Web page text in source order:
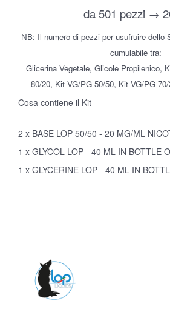
da 501 pezzi →
NB: Il numero di pezzi per usufruire dello
cumulabile tra:
Glicerina Vegetale, Glicole Propilenico,
80/20, Kit VG/PG 50/50, Kit VG/PG
Cosa contiene il Kit
2 x BASE LOP 50/50 - 20 MG/ML
1 x GLYCOL LOP - 40 ML IN BOTTLE
1 x GLYCERINE LOP - 40 ML IN